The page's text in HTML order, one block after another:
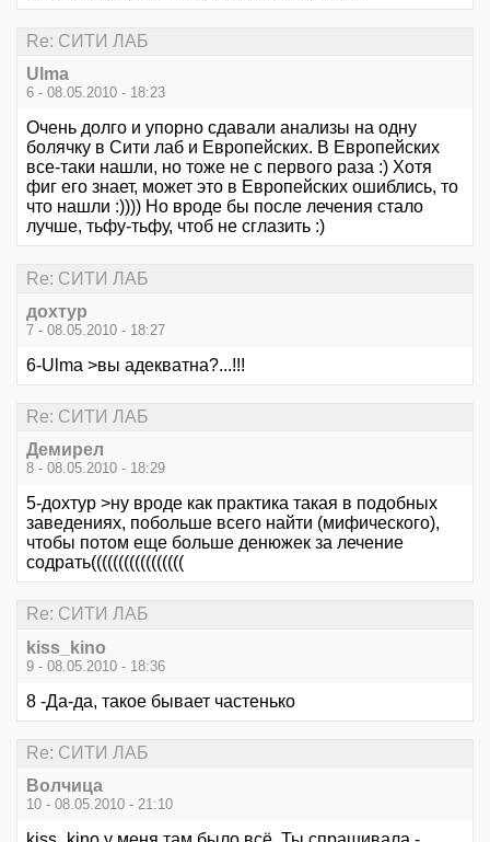
Re: СИТИ ЛАБ
Ulma
6 - 08.05.2010 - 18:23
Очень долго и упорно сдавали анализы на одну
болячку в Сити лаб и Европейских. В Европейских
все-таки нашли, но тоже не с первого раза :) Хотя
фиг его знает, может это в Европейских ошиблись, то
что нашли :)))) Но вроде бы после лечения стало
лучше, тьфу-тьфу, чтоб не сглазить :)
Re: СИТИ ЛАБ
дохтур
7 - 08.05.2010 - 18:27
6-Ulma >вы адекватна?...!!!
Re: СИТИ ЛАБ
Демирел
8 - 08.05.2010 - 18:29
5-дохтур >ну вроде как практика такая в подобных
заведениях, побольше всего найти (мифического),
чтобы потом еще больше денюжек за лечение
содрать(((((((((((((((((
Re: СИТИ ЛАБ
kiss_kino
9 - 08.05.2010 - 18:36
8 -Да-да, такое бывает частенько
Re: СИТИ ЛАБ
Волчица
10 - 08.05.2010 - 21:10